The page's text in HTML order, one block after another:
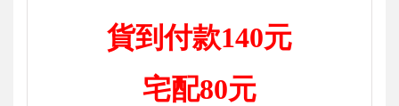
貨到付款140元
宅配80元